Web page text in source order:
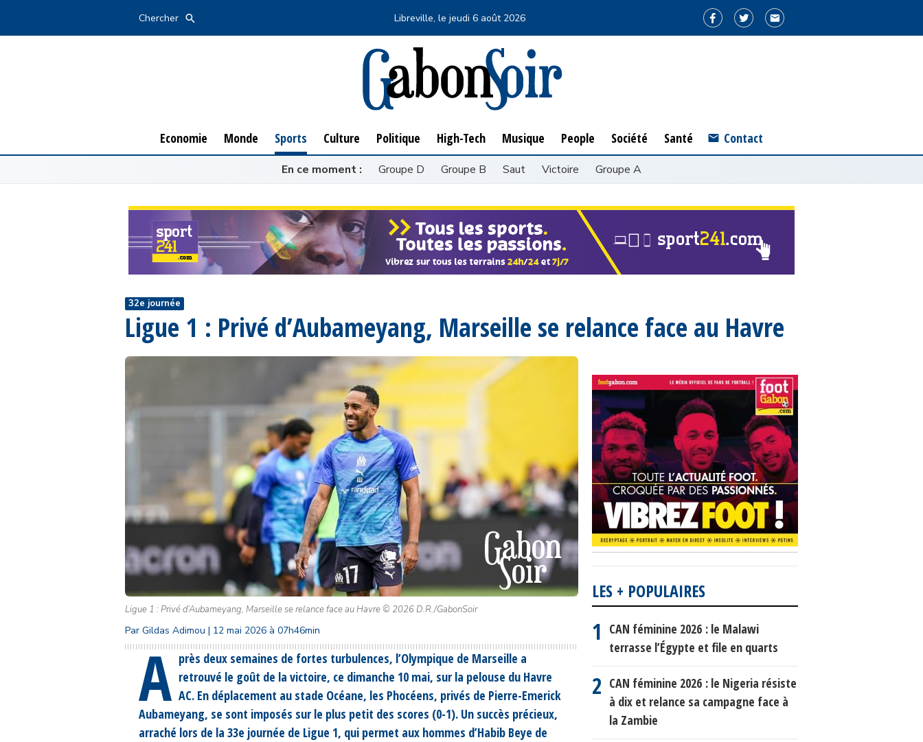
Chercher Libreville, lejeudi 6 août 2026
Economie Monde Sports Culture Politique High-Tech Musique People Société Santé Contact
En ce moment : Groupe D Groupe B Saut Victoire Groupe A
Economie Politique High-Tech Musique
32e journée
Ligue 1 : Privé d’Aubameyang, Marseille se relance face au Havre
Ligue 1 : Privé d’Aubameyang, Marseille se relance face au Havre © 2026 D.R./GabonSoir
Par Gildas Adimou | 12 mai 2026 à 07h46min
A près deux semaines de fortes turbulences, l’Olympique de Marseille a
retrouvé le goût de la victoire, ce dimanche 10 mai, sur la pelouse du Havre
AC. En déplacement au stade Océane, les Phocéens, privés de Pierre-Emerick
Aubameyang, se sont imposés sur le plus petit des scores (0-1). Un succès précieux,
arraché lors de la 33e journée de Ligue 1, qui permet aux hommes d’Habib Beye de
LES + POPULAIRES
CAN féminine 2026 : le Malawi
terrasse l’Égypte et file en quarts
CAN féminine 2026 : le Nigeria résiste
à dix et relance sa campagne face à
la Zambie